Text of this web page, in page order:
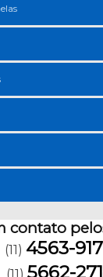
contato
(11) 4563-
5662-